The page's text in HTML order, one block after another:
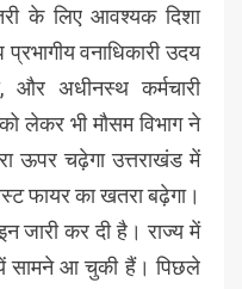
के लिए आवश्यक दिशा
वनाधिकारी उदय
और अधीनस्थ कर्मचारी
लेकर भी मौसम विभाग ने
ऊपर चढ़ेगा उत्तराखंड में
फायर का खतरा बढ़ेगा।
जारी कर दी है। राज्य में
आ चुकी हैं। पिछले